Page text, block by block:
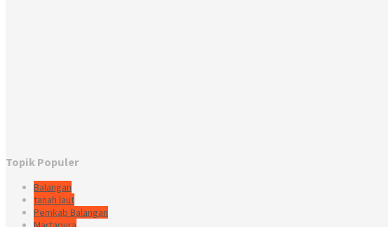
Topik Populer
Balangan
tanah laut
Pemkab Balangan